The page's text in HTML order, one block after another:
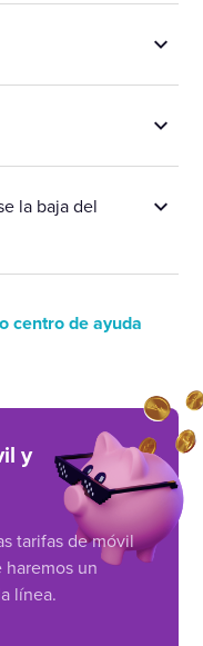
la baja del
centro de ayuda
y
tarifas de móvil
un
línea.